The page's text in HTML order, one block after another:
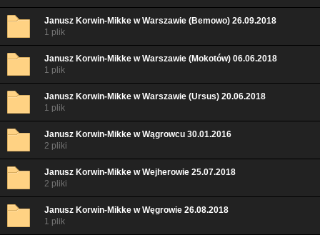
Janusz Korwin-Mikke w Warszawie (Bemowo) 26.09.2018
1 plik
Janusz Korwin-Mikke w Warszawie (Mokotów) 06.06.2018
1 plik
Janusz Korwin-Mikke w Warszawie (Ursus) 20.06.2018
1 plik
Janusz Korwin-Mikke w Wągrowcu 30.01.2016
2 pliki
Janusz Korwin-Mikke w Wejherowie 25.07.2018
2 pliki
Janusz Korwin-Mikke w Węgrowie 26.08.2018
1 plik